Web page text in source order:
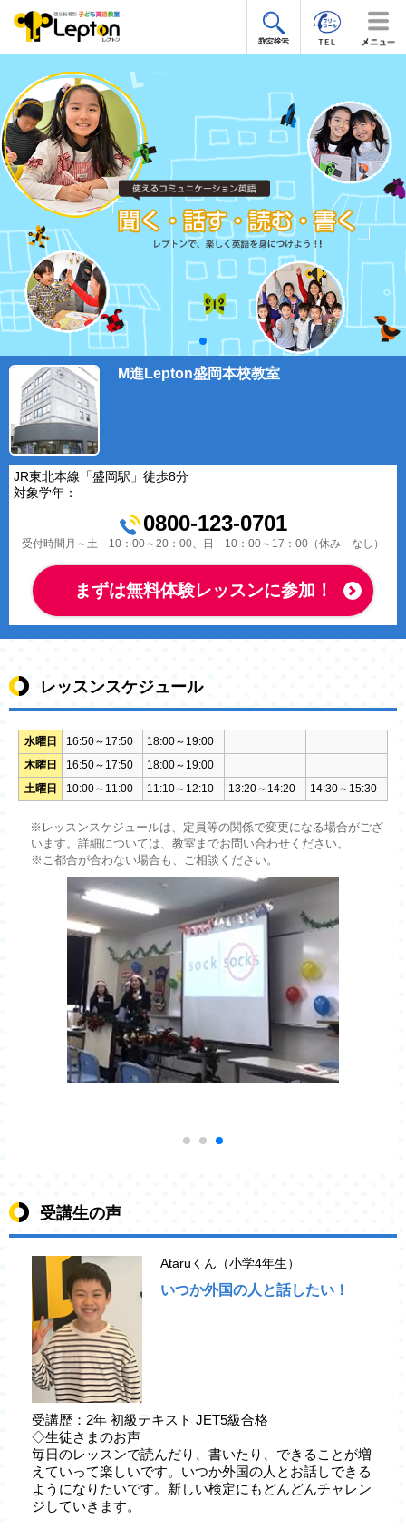
M進Lepton盛岡本校教室
JR東北本線「盛岡駅」徒歩8分
対象学年：
0800-123-0701
受付時間月～土 10：00～20：00、日 10：00～17：00（休み なし）
まずは無料体験レッスンに参加！
レッスンスケジュール
水曜日 16:50～17:50
18:00～19:00
木曜日
16:50～17:50
18:00～19:00
土曜日
10:00～11:00 11:10～12:10 13:20～14:20 14:30～15:30
※レッスンスケジュールは、定員等の関係で変更になる場合がござ
います。詳細については、教室までお問い合わせください。
※ご都合が合わない場合も、ご相談ください。
受講生の声
Ataruくん（小学4年生）
いつか外国の人と話したい！
受講歴：2年 初級テキスト JET5級合格
◇生徒さまのお声
毎日のレッスンで読んだり、書いたり、できることが増
えていって楽しいです。いつか外国の人とお話しできる
ようになりたいです。新しい検定にもどんどんチャレン
ジしていきます。